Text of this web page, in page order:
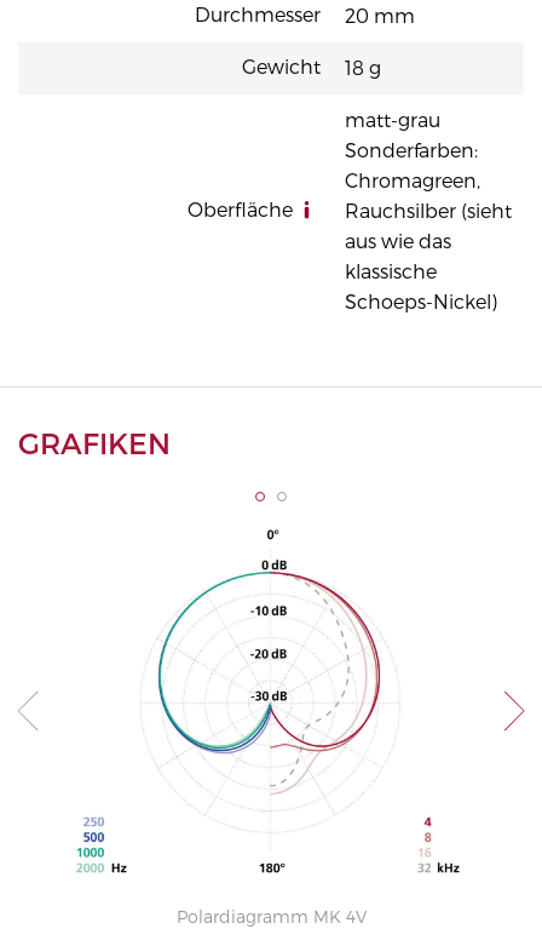
Durchmesser 20 mm
Gewicht 18 g
Oberfläche
matt-grau
Sonderfarben:
Chromagreen,
Rauchsilber (sieht
aus wie das
klassische
Schoeps-Nickel)
GRAFIKEN
Polardiagramm MK 4V